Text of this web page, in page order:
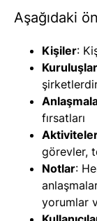
Aşağıdaki
Kişiler:
Kuruluşlar
fırsatları
görevler,
Notlar:
yorumlar